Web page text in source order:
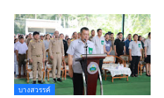
บางสวรรค์